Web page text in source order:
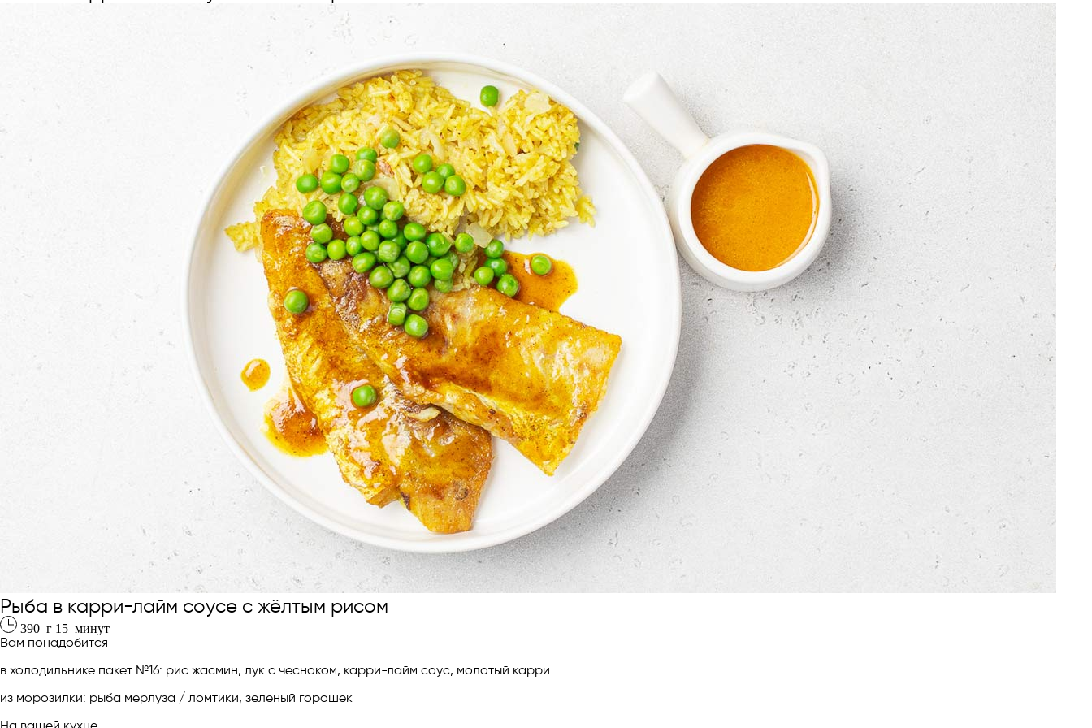
Рыба в карри-лайм соусе с жёлтым рисом
390 г 15 минут
Вам понадобится
в холодильнике пакет №16: рис жасмин, лук с чесноком, карри-лайм соус, молотый карри
из морозилки: рыба мерлуза / ломтики, зеленый горошек